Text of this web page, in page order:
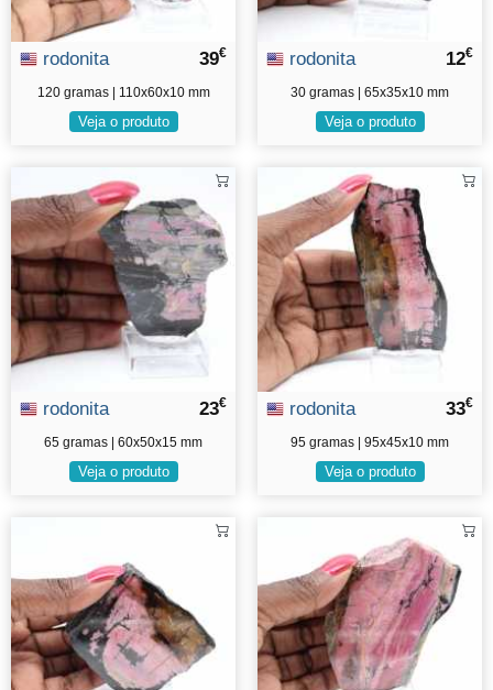
39€
rodonita
120 gramas | 110x60x10 mm
Veja o produto
12€
rodonita
30 gramas | 65x35x10 mm
Veja o produto
23€
rodonita
65 gramas | 60x50x15 mm
Veja o produto
33€
rodonita
95 gramas | 95x45x10 mm
Veja o produto